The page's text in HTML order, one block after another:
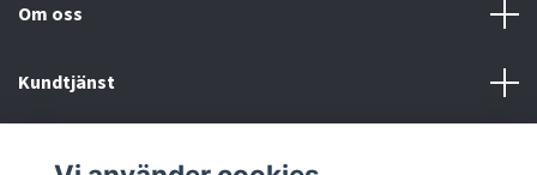
Om oss
Kundtjänst